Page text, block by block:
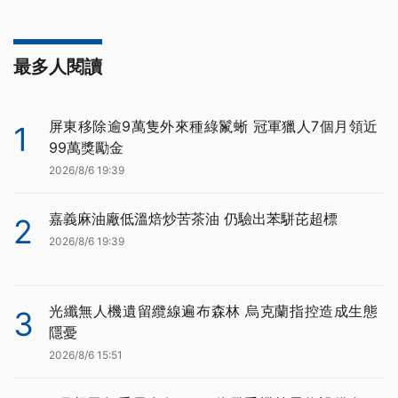
最多人閱讀
1
屏東移除逾9萬隻外來種綠鬣蜥 冠軍獵人7個月領近
99萬獎勵金
2026/8/6 19:39
2 嘉義麻油廠低溫焙炒苦茶油 仍驗出苯駢芘超標
2026/8/6 19:39
3
光纖無人機遺留纜線遍布森林 烏克蘭指控造成生態
隱憂
2026/8/6 15:51